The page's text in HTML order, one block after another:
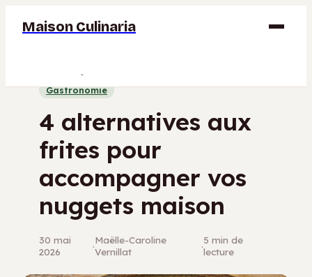
Maison Culinaria
Gastronomie
Gastronomie
4 alternatives aux
frites pour
accompagner vos
nuggets maison
30 mai
2026
·Maëlle-Caroline
Vernillat
·5 min de
lecture